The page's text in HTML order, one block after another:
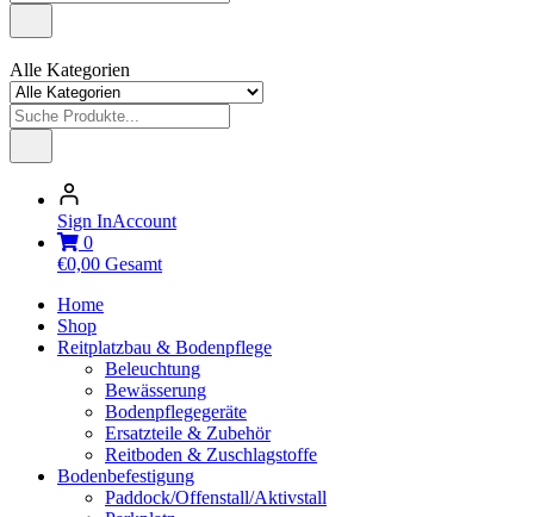
Alle Kategorien
Sign InAccount
0
€0,00 Gesamt
Home
Shop
Reitplatzbau & Bodenpflege
Beleuchtung
Bewässerung
Bodenpflegegeräte
Ersatzteile & Zubehör
Reitboden & Zuschlagstoffe
Bodenbefestigung
Paddock/Offenstall/Aktivstall